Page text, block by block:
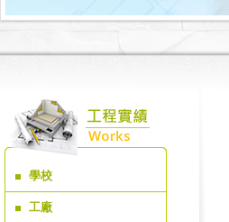
學校
工廠